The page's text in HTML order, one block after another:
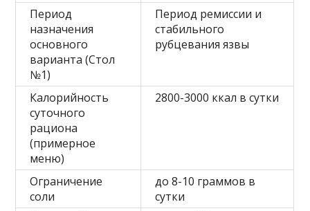
Период
назначения
основного
варианта (Стол
№1)
Период ремиссии и
стабильного
рубцевания язвы
Калорийность
суточного
рациона
(примерное
меню)
2800-3000 ккал в сутки
Ограничение
соли
до 8-10 граммов в
сутки